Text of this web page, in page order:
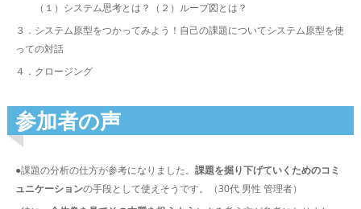
（１）システム思考とは？（２）ループ図とは？
３．システム原型をつかってみよう！自己の課題についてシステム原型を使
っての対話
４．クロージング
参加者の声
●課題の分析の仕方が参考になりました。 課題を掘り下げていくためのコミ
ュニケーションの手段として使えそうです。（30代 男性 管理者）